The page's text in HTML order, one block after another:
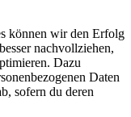
können wir den Erfolg
nachvollziehen,
Dazu
Daten
sofern du deren